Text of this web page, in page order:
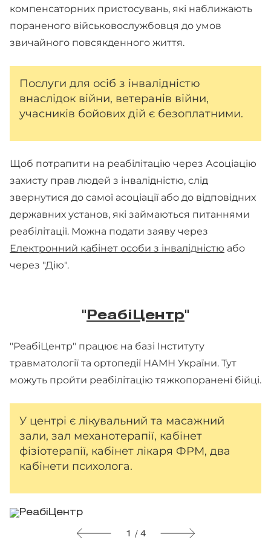
компенсаторних пристосувань, які наближають
пораненого військовослужбовця до умов
звичайного повсякденного життя.
Послуги для осіб з інвалідністю
внаслідок війни, ветеранів війни,
учасників бойових дій є безоплатними.
Щоб потрапити на реабілітацію через Асоціацію
захисту прав людей з інвалідністю, слід
звернутися до самої асоціації або до відповідних
державних установ, які займаються питаннями
реабілітації. Можна подати заяву через
Електронний кабінет особи з інвалідністю або
через "Дію".
" РеабіЦентр"
"РеабіЦентр" працює на базі Інституту
травматології та ортопедії НАМН України. Тут
можуть пройти реабілітацію тяжкопоранені бійці.
У центрі є лікувальний та масажний
зали, зал механотерапії, кабінет
фізіотерапії, кабінет лікаря ФРМ, два
кабінети психолога.
1 / 4